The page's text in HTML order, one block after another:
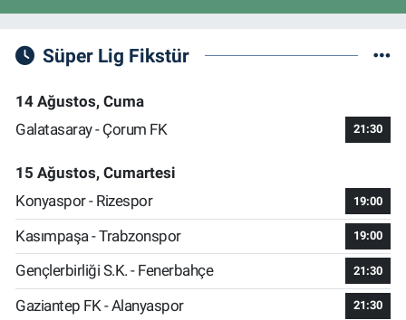
Süper Lig Fikstür
14 Ağustos, Cuma
Galatasaray - Çorum FK
21:30
15 Ağustos, Cumartesi
Konyaspor - Rizespor
19:00
Kasımpaşa - Trabzonspor 19:00
Gençlerbirliği S.K. - Fenerbahçe 21:30
Gaziantep FK - Alanyaspor 21:30